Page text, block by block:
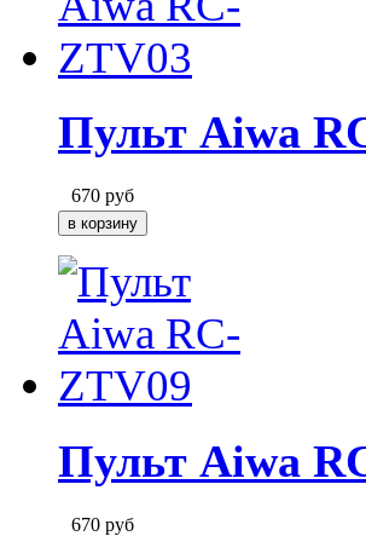
Пульт Aiwa
670 руб
Пульт Aiwa
670 руб